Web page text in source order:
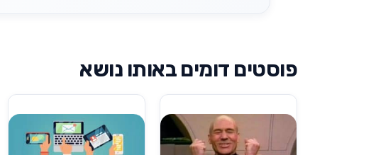
פוסטים דומים באותו נושא